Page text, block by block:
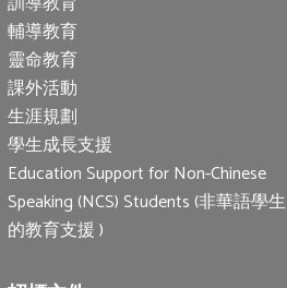
輔導教育
靈命教育
課外活動
生涯規劃
學生成長支援
Education Support for Non-Chinese
Speaking (NCS) Students (非華語學生
的教育支援 )